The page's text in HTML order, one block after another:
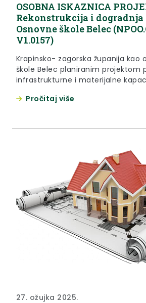
OSOBNA ISKAZNICA
Rekonstrukcija i dogradnja
Osnovne škole Belec
V1.0157)
Krapinsko- zagorska županija kao
škole Belec planiranim projektom
infrastrukturne i materijalne
nastave. Projektom su predviđene
Pročitaj više
27. ožujka 2025.